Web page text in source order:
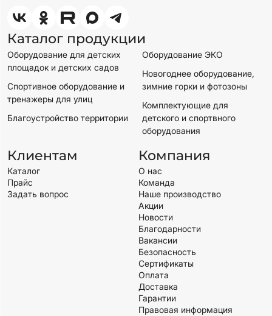
Каталог продукции
Оборудование для детских
площадок и детских садов
Спортивное оборудование и
тренажеры для улиц
Благоустройство территории
Оборудование ЭКО
Новогоднее оборудование,
зимние горки и фотозоны
Комплектующие для
детского и спортвного
оборудования
Клиентам
Каталог
Прайс
Задать вопрос
Компания
О нас
Команда
Наше производство
Акции
Новости
Благодарности
Вакансии
Безопасность
Сертификаты
Оплата
Доставка
Гарантии
Правовая информация